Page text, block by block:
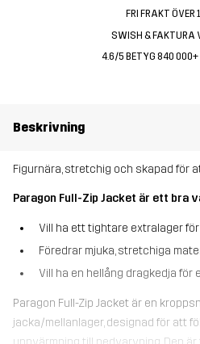
FRI FRAKT ÖVER
SWISH & FAKTURA
4.6/5 BETYG 840 000+
Beskrivning
Figurnära, stretchig och skapad för
Paragon Full-Zip Jacket är ett bra
Vill ha ett tightare extralager
Föredrar mjuka, stretchiga
Vill ha en hellång dragkedja för
Paragon Full-Zip Jacket är en
jacka/mellanlager, designad för att